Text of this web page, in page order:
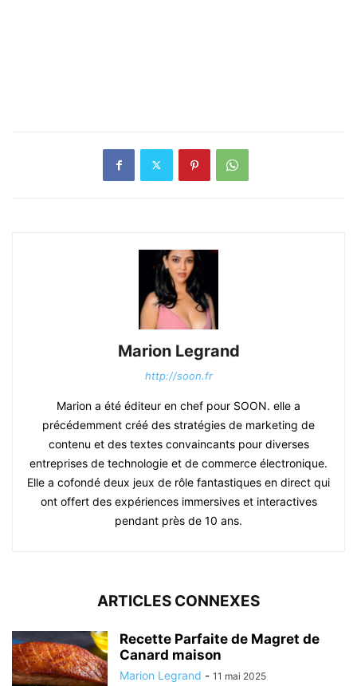
Marion Legrand
http://soon.fr
Marion a été éditeur en chef pour SOON. elle a
précédemment créé des stratégies de marketing de
contenu et des textes convaincants pour diverses
entreprises de technologie et de commerce électronique.
Elle a cofondé deux jeux de rôle fantastiques en direct qui
ont offert des expériences immersives et interactives
pendant près de 10 ans.
ARTICLES CONNEXES
Recette Parfaite de Magret de
Canard maison
Marion Legrand - 11 mai 2025